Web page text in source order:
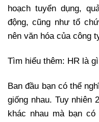
hoạch tuyển dụng,
động, cũng như tổ
nên văn hóa của công
Tìm hiểu thêm: HR là gì
Ban đầu bạn có thể
giống nhau. Tuy nhiên
khác nhau mà bạn